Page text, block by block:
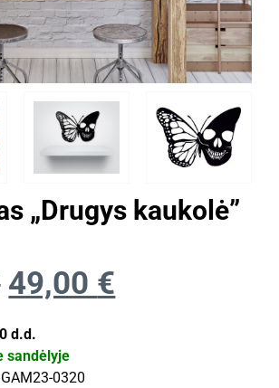
„Drugys kaukolė”
49,00 €
d.d.
sandėlyje
GAM23-0320